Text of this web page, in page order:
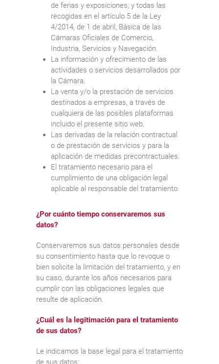
de ferias y exposiciones; y todas las
recogidas en el artículo 5 de la Ley
4/2014, de 1 de abril, Básica de las
Cámaras Oficiales de Comercio,
Industria, Servicios y Navegación.
La información y ofrecimiento de las
actividades o servicios desarrollados por
la Cámara.
La venta y/o la prestación de servicios
destinados a empresas, a través de
cualquiera de las posibles plataformas
incluido el presente sitio web.
Las derivadas de la relación contractual
o de prestación de servicios y para la
aplicación de medidas precontractuales.
El tratamiento necesario para el
cumplimiento de una obligación legal
aplicable al responsable del tratamiento.
¿Por cuánto tiempo conservaremos sus
datos?
Conservaremos sus datos personales desde
su consentimiento hasta que lo revoque o
bien solicite la limitación del tratamiento, y en
su caso, durante los años necesarios para
cumplir con las obligaciones legales que
resulte de aplicación.
¿Cuál es la legitimación para el tratamiento
de sus datos?
Le indicamos la base legal para el tratamiento
de sus datos: